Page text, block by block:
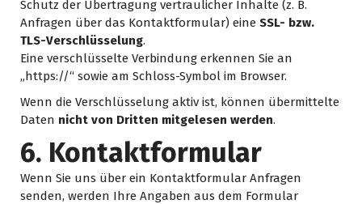
Schutz der Übertragung vertraulicher Inhalte (z. B.
Anfragen über das Kontaktformular) eine SSL- bzw.
TLS-Verschlüsselung.
Eine verschlüsselte Verbindung erkennen Sie an
„https://“ sowie am Schloss-Symbol im Browser.
Wenn die Verschlüsselung aktiv ist, können übermittelte
Daten nicht von Dritten mitgelesen werden.
6. Kontaktformular
Wenn Sie uns über ein Kontaktformular Anfragen
senden, werden Ihre Angaben aus dem Formular